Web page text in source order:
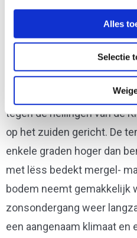
Alles
Selectie
Paradijs op
Vanwege het heersende
groeien de druiven erg
wijnbouw mogelijk is. De
tegen de hellingen van de
op het zuiden gericht. De
enkele graden hoger dan
met lëss bedekt mergel-
bodem neemt gemakkelijk
zonsondergang weer
een aangenaam klimaat en